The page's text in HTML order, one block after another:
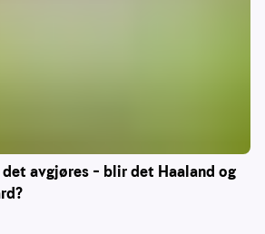
avgjøres – blir det Haaland og